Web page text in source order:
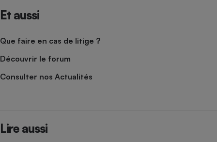
Et aussi
Que faire en cas de litige ?
Découvrir le forum
Consulter nos Actualités
Lire aussi